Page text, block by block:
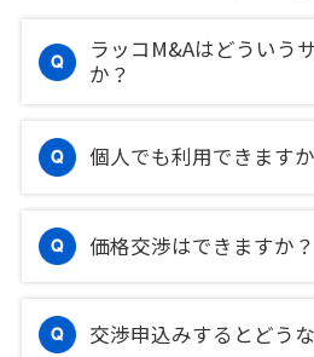
ラッコM&Aはどういう
か？
個人でも利用できます
価格交渉はできますか？
交渉申込みするとどう